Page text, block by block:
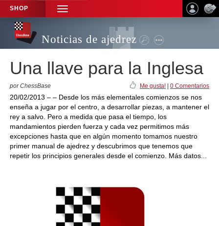
SHOP
TOGGLE
NAVIGATION
Noticias de ajedrez
Una llave para la Inglesa
por ChessBase Me gusta! 0 Comentarios
20/02/2013 – – Desde los más elementales comienzos se nos
enseña a jugar por el centro, a desarrollar piezas, a mantener el
rey a salvo. Pero a medida que pasa el tiempo, los
mandamientos pierden fuerza y cada vez permitimos más
excepciones hasta que en algún momento tomamos nuestro
primer manual de ajedrez y descubrimos que tenemos que
repetir los principios generales desde el comienzo. Más datos...